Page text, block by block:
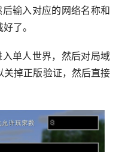
后输入对应的网络名称和
了。
单人世界，然后对局域
关掉正版验证，然后直接